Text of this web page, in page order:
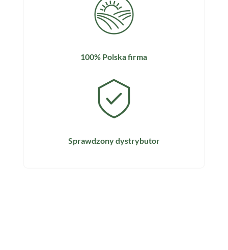
100% Polska firma
Sprawdzony dystrybutor